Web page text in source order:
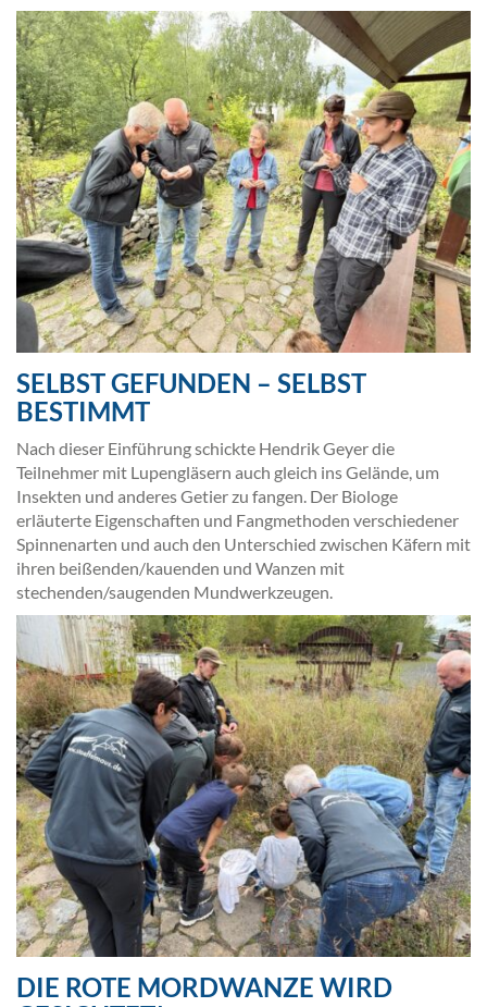
SELBST GEFUNDEN – SELBST
BESTIMMT
Nach dieser Einführung schickte Hendrik Geyer die
Teilnehmer mit Lupengläsern auch gleich ins Gelände, um
Insekten und anderes Getier zu fangen. Der Biologe
erläuterte Eigenschaften und Fangmethoden verschiedener
Spinnenarten und auch den Unterschied zwischen Käfern mit
ihren beißenden/kauenden und Wanzen mit
stechenden/saugenden Mundwerkzeugen.
DIE ROTE MORDWANZE WIRD